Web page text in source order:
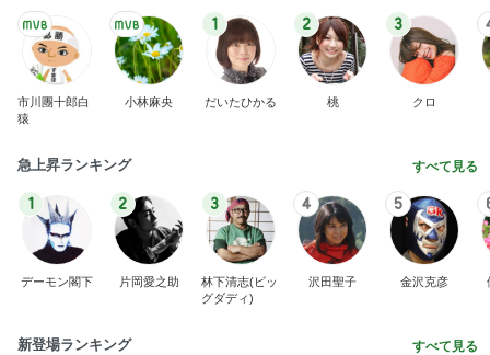
市川團十郎白
猿
小林麻央
1
だいたひかる
2
桃
3
クロ
急上昇ランキング すべて見る
1
デーモン閣下
2
片岡愛之助
3
林下清志(ビッ
グダディ)
4
沢田聖子
5
金沢克彦
新登場ランキング すべて見る